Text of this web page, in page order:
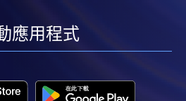
linkedin
應用程式